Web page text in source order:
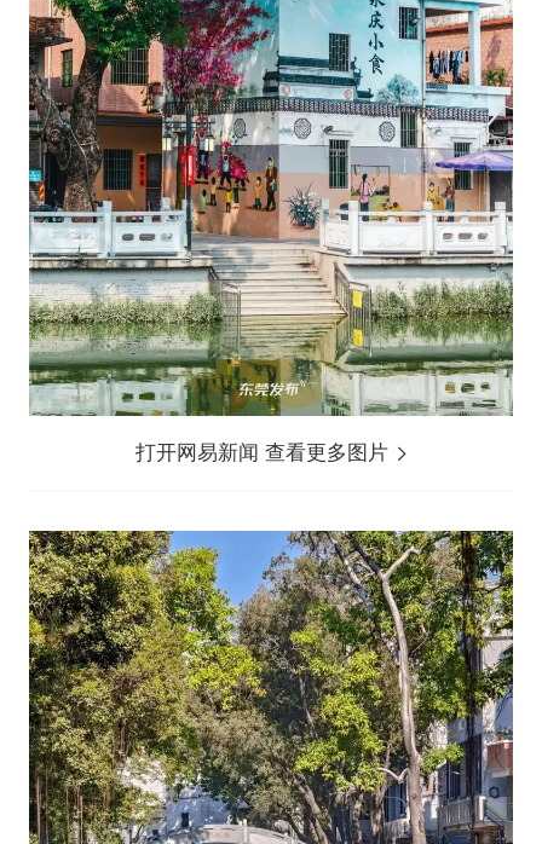
打开网易新闻 查看更多图片